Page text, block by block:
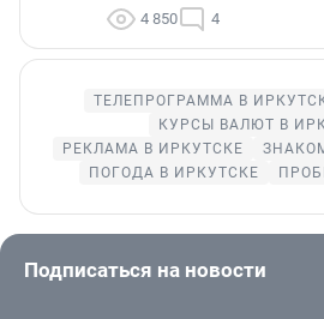
4 850 4
ТЕЛЕПРОГРАММА В
КУРСЫ ВАЛЮТ В
РЕКЛАМА В ИРКУТСКЕ
ПОГОДА В ИРКУТСКЕ
Подписаться на новости